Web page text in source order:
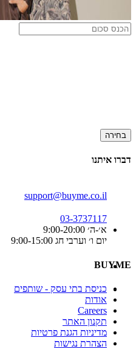
בחירה
דברו איתנו
support@buyme.co.il
03-3737117
א׳-ה׳ 9:00-20:00
יום ו׳ וערבי חג 9:00-15:00
BUYME
כניסת בתי עסק - שותפים
אודות
Careers
תקנון האתר
מדיניות הגנת פרטיות
הצהרת נגישות